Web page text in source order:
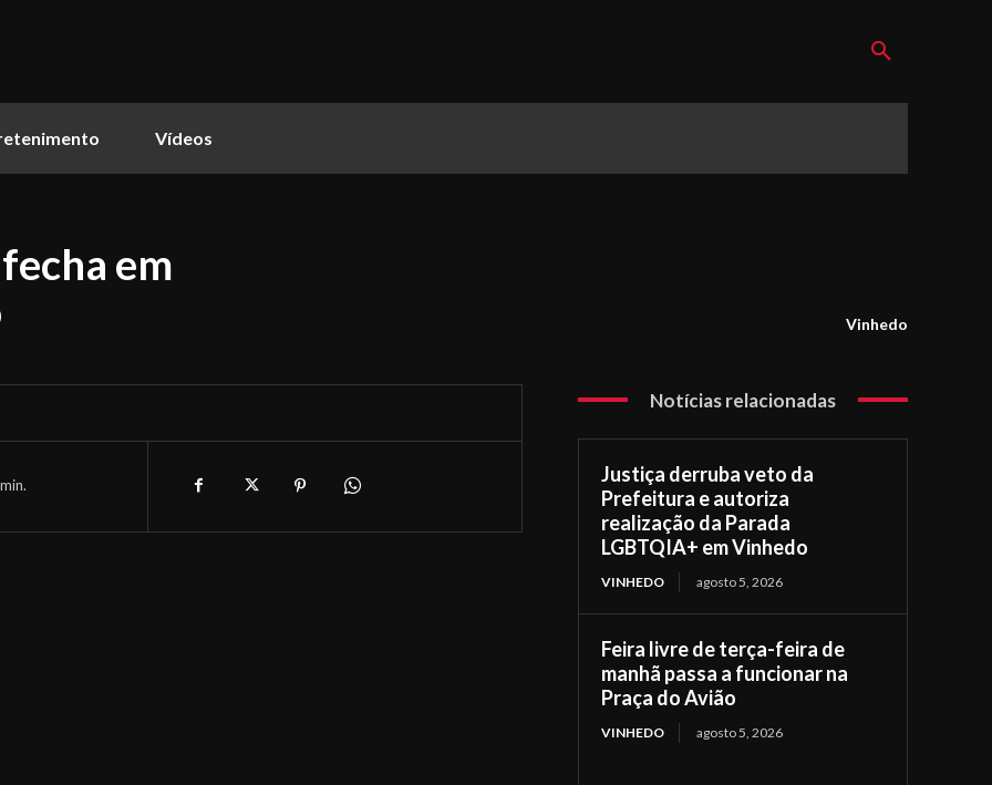
Vídeos
em
Vinhedo
Notícias relacionadas
Justiça derruba veto da
Prefeitura e autoriza
realização da Parada
LGBTQIA+ em Vinhedo
VINHEDO agosto 5, 2026
Feira livre de terça-feira de
manhã passa a funcionar na
Praça do Avião
VINHEDO agosto 5, 2026